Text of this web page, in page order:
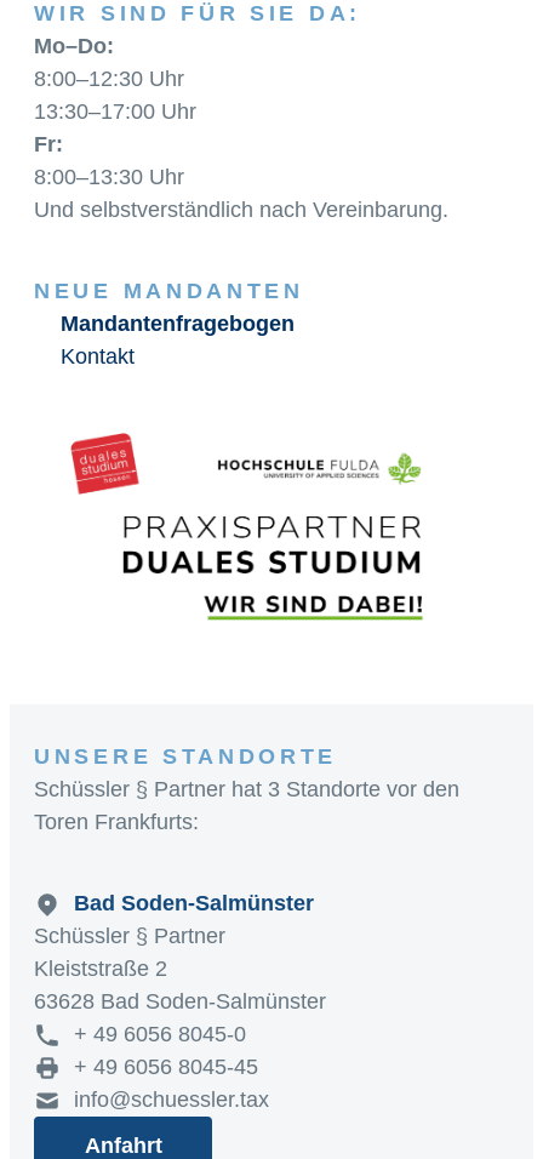
WIR SIND FÜR SIE DA:
Mo–Do:
8:00–12:30 Uhr
13:30–17:00 Uhr
Fr:
8:00–13:30 Uhr
Und selbstverständlich nach Vereinbarung.
NEUE MANDANTEN
Mandantenfragebogen
Kontakt
UNSERE STANDORTE
Schüssler § Partner hat 3 Standorte vor den
Toren Frankfurts:
Bad Soden-Salmünster
Schüssler § Partner
Kleiststraße 2
63628 Bad Soden-Salmünster
+ 49 6056 8045-0
+ 49 6056 8045-45
info@schuessler.tax
Anfahrt